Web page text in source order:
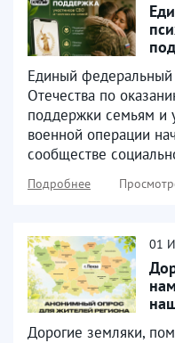
Единый федеральный
Отечества по
поддержки семьям и
военной операции
сообществе
Подробнее
01
Дорогие земляки,